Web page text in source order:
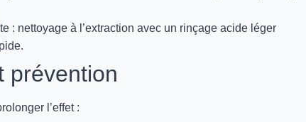
: nettoyage à l’extraction avec un rinçage acide léger
prévention
l’effet :